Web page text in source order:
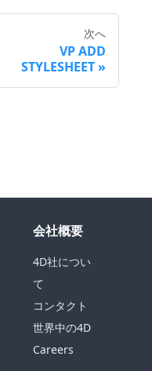
次へ
VP ADD
STYLESHEET
会社概要
4D社につい
て
コンタクト
世界中の4D
Careers